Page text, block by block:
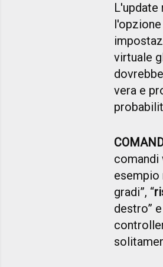
L'update
l'opzione
virtuale
vera e
comandi
esempio
gradi”, “
destro”